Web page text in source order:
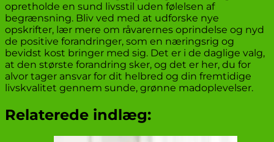
opretholde en sund livsstil uden følelsen af
begrænsning. Bliv ved med at udforske nye
opskrifter, lær mere om råvarernes oprindelse og nyd
de positive forandringer, som en næringsrig og
bevidst kost bringer med sig. Det er i de daglige valg,
at den største forandring sker, og det er her, du for
alvor tager ansvar for dit helbred og din fremtidige
livskvalitet gennem sunde, grønne madoplevelser.
Relaterede indlæg: